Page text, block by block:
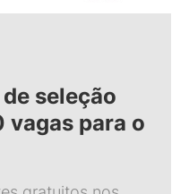
seleção
vagas para o